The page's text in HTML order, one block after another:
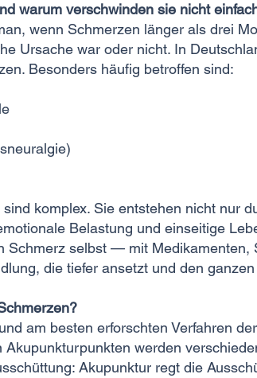
warum verschwinden sie nicht
wenn Schmerzen länger als drei
Ursache war oder nicht. In
Besonders häufig betroffen sind:
komplex. Sie entstehen nicht nur
Belastung und einseitige
selbst — mit Medikamenten,
die tiefer ansetzt und den
am besten erforschten Verfahren
werden
Akupunktur regt die